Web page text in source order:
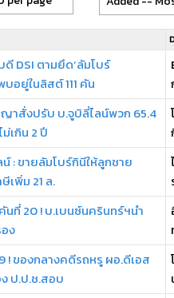
DSI ตามยึด‘ลัมโบร์
อยู่ในลิสต์ 111 คัน
ญาสั่งปรับ บ.จูบิลี่ไลน์พวก 65.4
เกิน 2 ปี
: ขายลัมโบร์กินีให้ลูกชาย
เพิ่ม 21 ล.
นที่ 20 ! บ.เบนซ์นครินทร์ฯนำ
ง
! ของกลางคดีรถหรู ผอ.ดีเอส
ป.ป.ช.สอบ